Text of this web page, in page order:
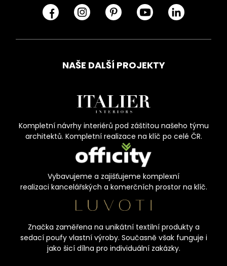
NAŠE DALŠÍ PROJEKTY
Kompletní návrhy interiérů pod záštitou našeho týmu
architektů. Kompletní realizace na klíč po celé ČR.
Vybavujeme a zajišťujeme komplexní
realizaci kancelářských a komerčních prostor na klíč.
Značka zaměřena na unikátní textilní produkty a
sedací poufy vlastní výroby. Současně však funguje i
jako šicí dílna pro individuální zakázky.